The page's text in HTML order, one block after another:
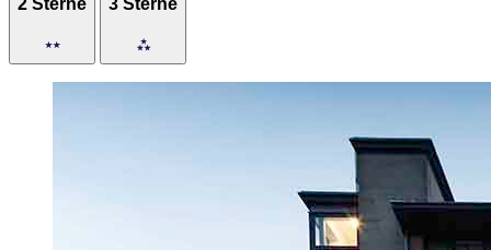
2 Sterne 3 Sterne